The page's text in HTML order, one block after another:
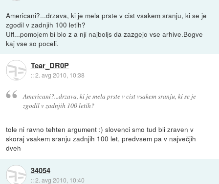
Americani?...drzava, ki je mela prste v cist vsakem sranju, ki se je
zgodil v zadnjih 100 letih?
Uff...pomojem bi blo z a nji najboljs da zazgejo vse arhive.Bogve
kaj vse so poceli.
Tear_DR0P
::2. avg 2010, 10:38
Americani?...drzava, ki je mela prste v cist vsakem sranju, ki se je
zgodil v zadnjih 100 letih?
tole ni ravno tehten argument :) slovenci smo tud bli zraven v
skoraj vsakem sranju zadnjih 100 let, predvsem pa v največjih
dveh
34054
::2. avg 2010, 10:40